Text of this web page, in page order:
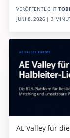
VERÖFFENTLICHT
JUNI 8, 2026 | 3
AE Valley für